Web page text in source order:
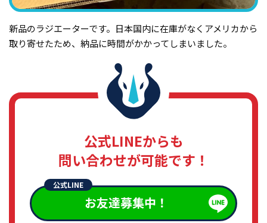
新品のラジエーターです。日本国内に在庫がなくアメリカから
取り寄せたため、納品に時間がかかってしまいました。
公式LINEからも
問い合わせが可能です！
公式LINE
お友達募集中！